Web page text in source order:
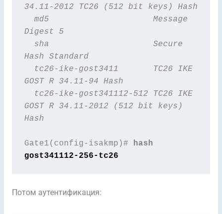
34.11-2012 TC26 (512 bit keys) Hash
Digest 5
Hash Standard
GOST R 34.11-94 Hash
GOST R 34.11-2012 (512 bit keys)
Hash
Gate1(config-isakmp)#
gost341112-256-tc26
Потом аутентификация: